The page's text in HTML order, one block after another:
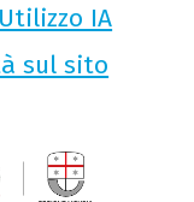
Utilizzo IA
sul sito